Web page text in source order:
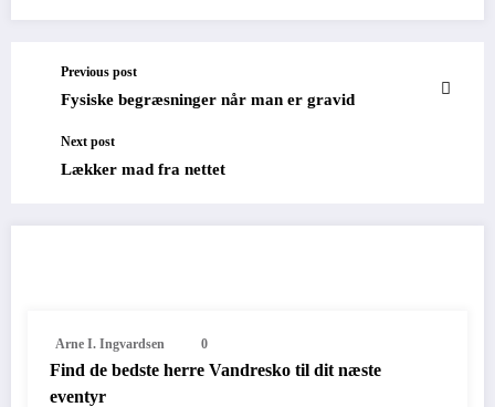
Previous post
Fysiske begræsninger når man er gravid
Next post
Lækker mad fra nettet
Arne I. Ingvardsen 0
Find de bedste herre Vandresko til dit næste
eventyr